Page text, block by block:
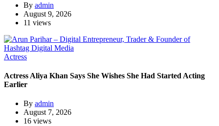
By admin
August 9, 2026
11 views
Actress
Actress Aliya Khan Says She Wishes She Had Started Acting
Earlier
By admin
August 7, 2026
16 views